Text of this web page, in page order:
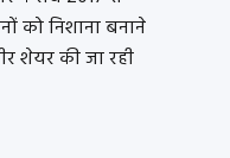
को निशाना बनाने
शेयर की जा रही